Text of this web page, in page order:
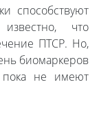
способствуют
что
ПТСР. Но,
биомаркеров
пока не имеют